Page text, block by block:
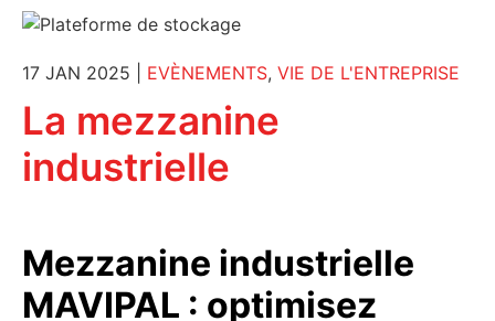
17 JAN 2025 EVÈNEMENTS, VIE DE L'ENTREPRISE
La mezzanine
industrielle
Mezzanine industrielle
MAVIPAL : optimisez